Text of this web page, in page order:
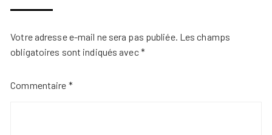
Votre adresse e-mail ne sera pas publiée. Les champs
obligatoires sont indiqués avec*
Commentaire *